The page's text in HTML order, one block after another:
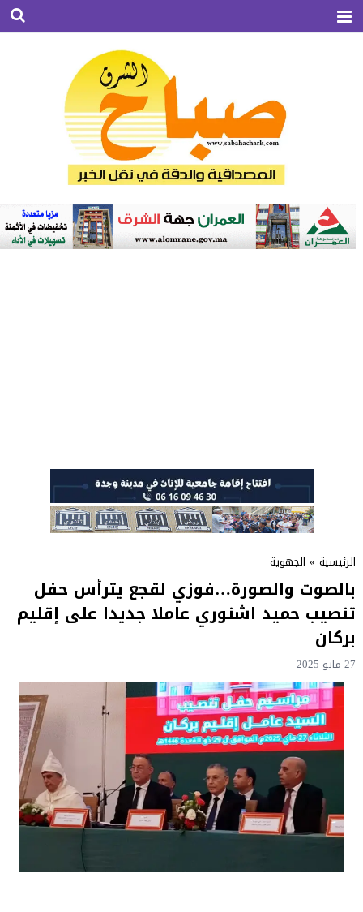
الرئيسية » الجهوية
بالصوت والصورة…فوزي لقجع يترأس حفل
تنصيب حميد اشنوري عاملا جديدا على إقليم
بركان
27 مايو 2025